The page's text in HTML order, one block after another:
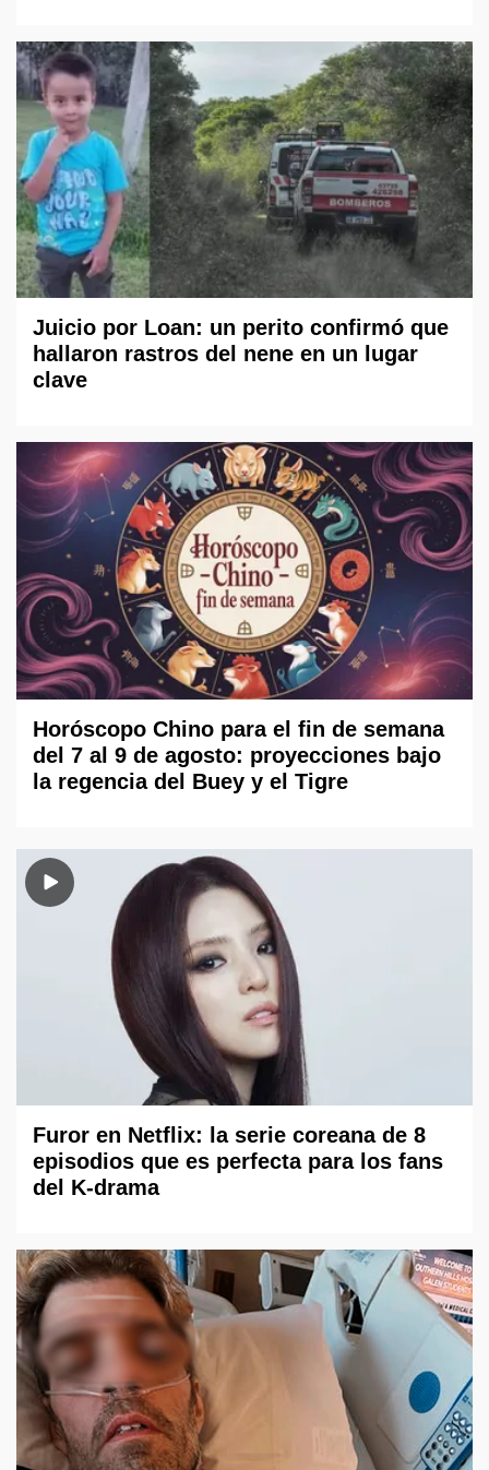
Juicio por Loan: un perito confirmó que
hallaron rastros del nene en un lugar
clave
Horóscopo Chino para el fin de semana
del 7 al 9 de agosto: proyecciones bajo
la regencia del Buey y el Tigre
Furor en Netflix: la serie coreana de 8
episodios que es perfecta para los fans
del K-drama